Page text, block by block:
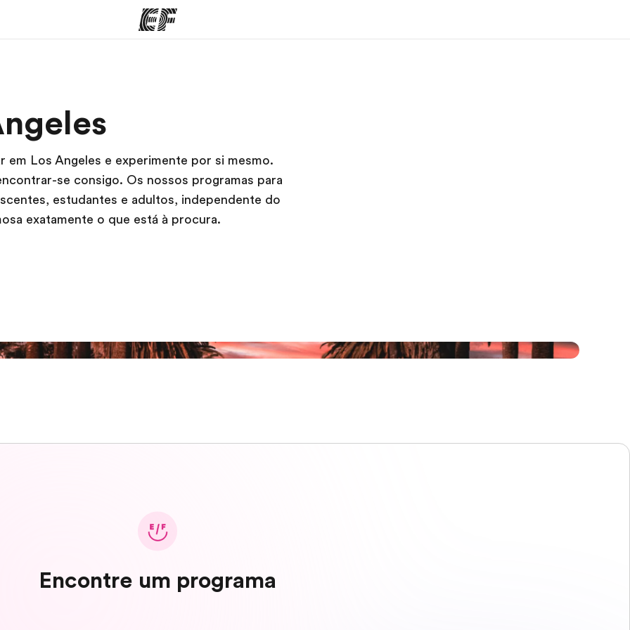
que
em Los Angeles e experimente por si mesmo.
se consigo. Os nossos programas para
estudantes e adultos, independente do
exatamente o que está à procura.
Encontre um programa